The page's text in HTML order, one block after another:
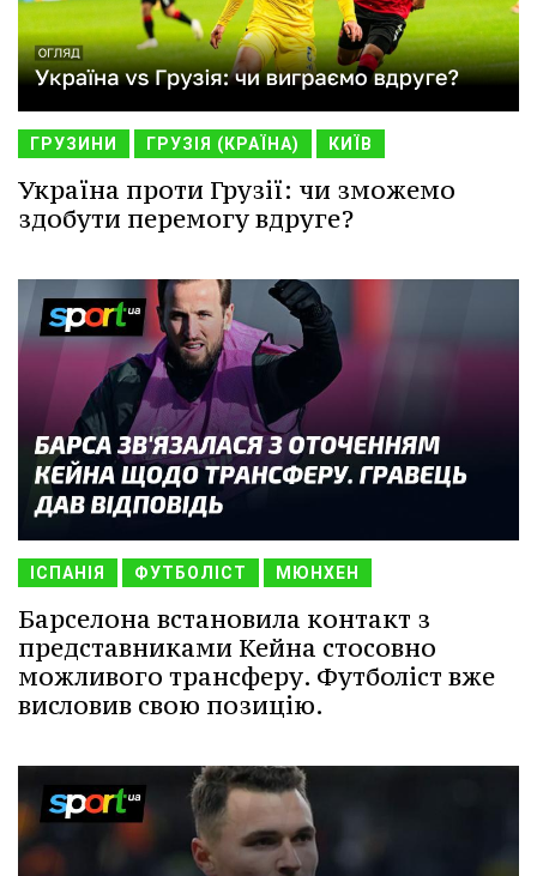
ГРУЗИНИ ГРУЗІЯ (КРАЇНА) КИЇВ
Україна проти Грузії: чи зможемо
здобути перемогу вдруге?
ІСПАНІЯ ФУТБОЛІСТ МЮНХЕН
Барселона встановила контакт з
представниками Кейна стосовно
можливого трансферу. Футболіст вже
висловив свою позицію.